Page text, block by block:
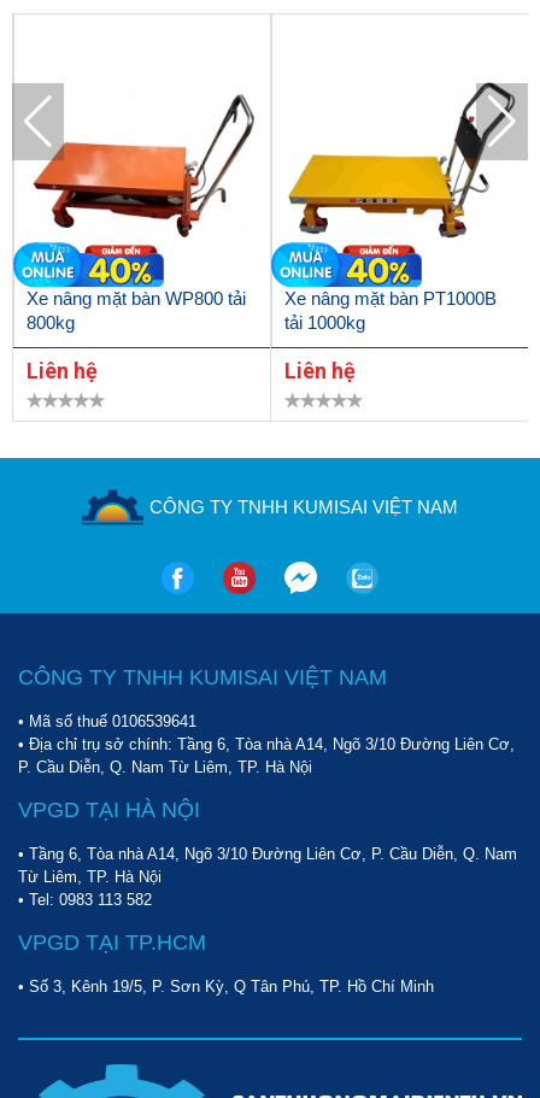
Xe nâng mặt bàn WP800 tải
800kg
Liên hệ
Xe nâng mặt bàn PT1000B
tải 1000kg
Liên hệ
CÔNG TY TNHH KUMISAI VIỆT NAM
CÔNG TY TNHH KUMISAI VIỆT NAM
• Mã số thuế 0106539641
• Địa chỉ trụ sở chính: Tầng 6, Tòa nhà A14, Ngõ 3/10 Đường Liên Cơ,
P. Cầu Diễn, Q. Nam Từ Liêm, TP. Hà Nội
VPGD TẠI HÀ NỘI
• Tầng 6, Tòa nhà A14, Ngõ 3/10 Đường Liên Cơ, P. Cầu Diễn, Q. Nam
Từ Liêm, TP. Hà Nội
• Tel: 0983 113 582
VPGD TẠI TP.HCM
• Số 3, Kênh 19/5, P. Sơn Kỳ, Q Tân Phú, TP. Hồ Chí Minh